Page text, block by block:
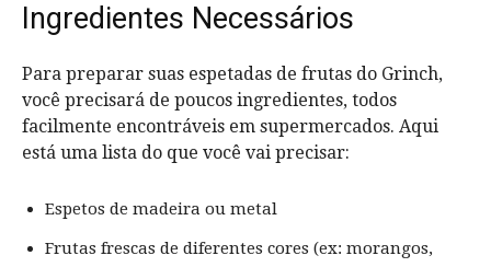
Ingredientes Necessários
Para preparar suas espetadas de frutas do Grinch,
você precisará de poucos ingredientes, todos
facilmente encontráveis em supermercados. Aqui
está uma lista do que você vai precisar:
Espetos de madeira ou metal
Frutas frescas de diferentes cores (ex: morangos,